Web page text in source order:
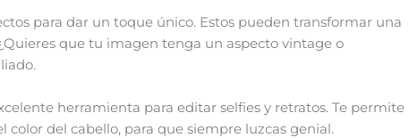
para dar un toque único. Estos pueden transformar una
que tu imagen tenga un aspecto vintage o
herramienta para editar selfies y retratos. Te permite
color del cabello, para que siempre luzcas genial.